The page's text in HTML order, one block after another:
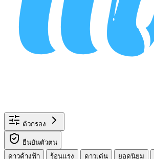
ตัวกรอง
ยืนยันตัวตน
ดาวค้างฟ้า
ร้อนแรง ดาวเด่น ยอดนิยม